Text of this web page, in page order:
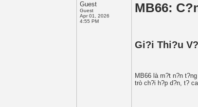
Guest
Guest
Apr 01, 2026
4:55 PM
MB66:
Gi?i Thi?u
MB66 là m?t n?n
trò ch?i h?p d?n, t?